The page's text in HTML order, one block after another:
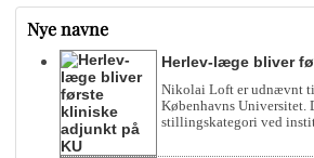
Nye navne
Herlev-læge bliver
Nikolai Loft er udnævnt
Københavns Universitet.
stillingskategori ved